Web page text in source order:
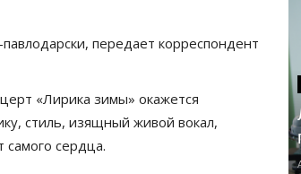
передает корреспондент
«Лирика зимы» окажется
стиль, изящный живой вокал,
самого сердца.